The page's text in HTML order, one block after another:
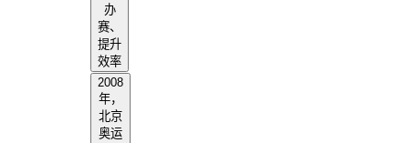
办
赛、
提升
效率
2008
年，
北京
奥运